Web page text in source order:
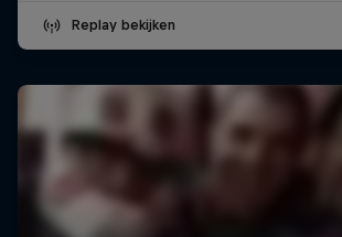
Replay bekijken